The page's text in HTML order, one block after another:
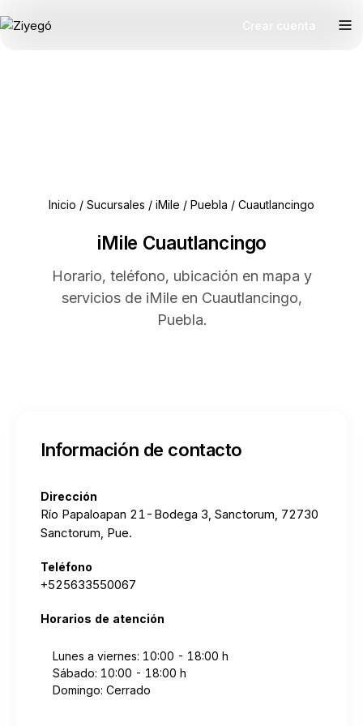
Inicio / Sucursales / iMile / Puebla / Cuautlancingo
iMile Cuautlancingo
Horario, teléfono, ubicación en mapa y
servicios de iMile en Cuautlancingo,
Puebla.
Información de contacto
Dirección
Río Papaloapan 21-Bodega 3, Sanctorum, 72730
Sanctorum, Pue.
Teléfono
+525633550067
Horarios de atención
Lunes a viernes: 10:00 - 18:00 h
Sábado: 10:00 - 18:00 h
Domingo: Cerrado